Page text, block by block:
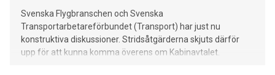
Svenska Flygbranschen och Svenska
Transportarbetareförbundet (Transport) har just nu
konstruktiva diskussioner. Stridsåtgärderna skjuts därför
upp för att kunna komma överens om Kabinavtalet.